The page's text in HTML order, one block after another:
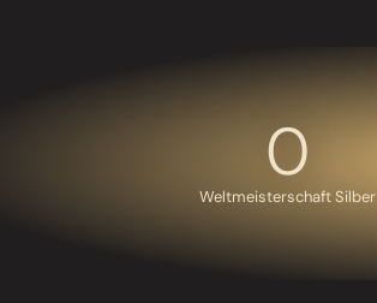
Weltmeisterschaft Silber
0